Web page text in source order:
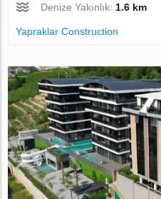
Denize Yakınlık: 1.6 km
Yapraklar Construction